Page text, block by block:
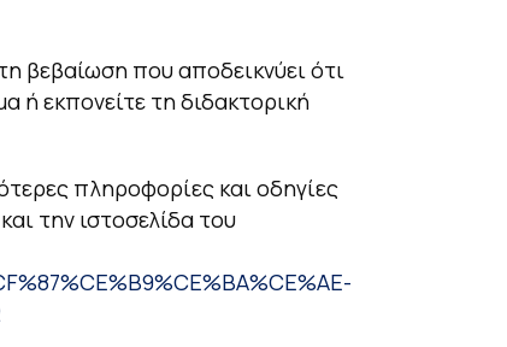
βεβαίωση που αποδεικνύει ότι
ή εκπονείτε τη διδακτορική
πληροφορίες και οδηγίες
την ιστοσελίδα του